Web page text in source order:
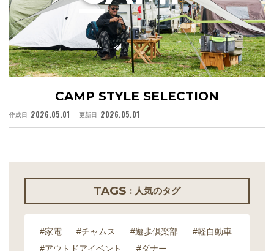
CAMP STYLE SELECTION
作成日 2026.05.01 更新日 2026.05.01
TAGS : 人気のタグ
#家電 #チャムス #遊歩倶楽部
#軽自動車
#アウトドアイベント
#ダナー